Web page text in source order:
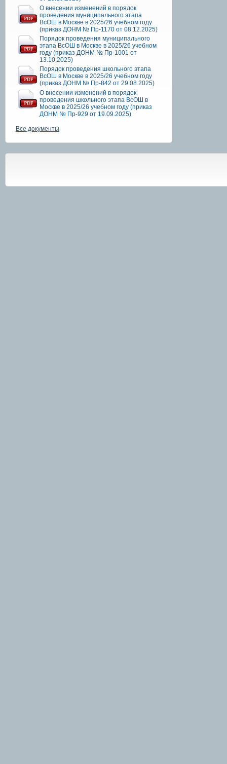
О внесении изменений в порядок
проведения муниципального этапа
ВсОШ в Москве в 2025/26 учебном году
(приказ ДОНМ № Пр-1170 от 08.12.2025)
Порядок проведения муниципального
этапа ВсОШ в Москве в 2025/26 учебном
году (приказ ДОНМ № Пр-1001 от
13.10.2025)
Порядок проведения школьного этапа
ВсОШ в Москве в 2025/26 учебном году
(приказ ДОНМ № Пр-842 от 29.08.2025)
О внесении изменений в порядок
проведения школьного этапа ВсОШ в
Москве в 2025/26 учебном году (приказ
ДОНМ № Пр-929 от 19.09.2025)
Все документы